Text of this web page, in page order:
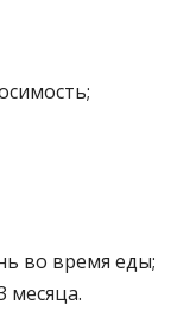
во время еды;
месяца.